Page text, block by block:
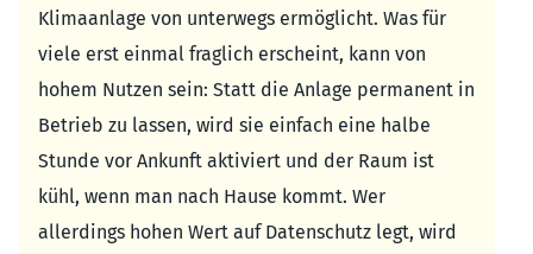
Klimaanlage von unterwegs ermöglicht. Was für
viele erst einmal fraglich erscheint, kann von
hohem Nutzen sein: Statt die Anlage permanent in
Betrieb zu lassen, wird sie einfach eine halbe
Stunde vor Ankunft aktiviert und der Raum ist
kühl, wenn man nach Hause kommt. Wer
allerdings hohen Wert auf Datenschutz legt, wird